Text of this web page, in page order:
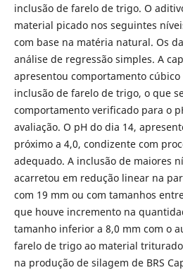
inclusão de farelo de trigo. O
material picado nos seguintes
com base na matéria natural. Os
análise de regressão simples. A
apresentou comportamento
inclusão de farelo de trigo, o que
comportamento verificado para o
avaliação. O pH do dia 14,
próximo a 4,0, condizente com
adequado. A inclusão de maiores
acarretou em redução linear na
com 19 mm ou com tamanhos
que houve incremento na
tamanho inferior a 8,0 mm com o
farelo de trigo ao material
na produção de silagem de BRS